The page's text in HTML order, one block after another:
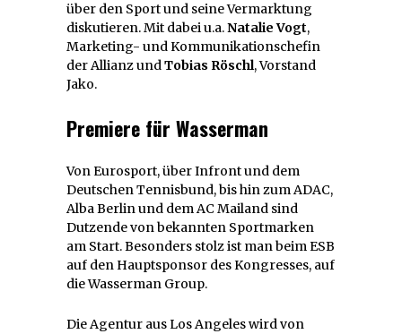
über den Sport und seine Vermarktung
diskutieren. Mit dabei u.a.Natalie Vogt,
Marketing- und Kommunikationschefin
der Allianz undTobias Röschl, Vorstand
Jako.
Premiere für Wasserman
Von Eurosport, über Infront und dem
Deutschen Tennisbund, bis hin zum ADAC,
Alba Berlin und dem AC Mailand sind
Dutzende von bekannten Sportmarken
am Start. Besonders stolz ist man beim ESB
auf den Hauptsponsor des Kongresses, auf
die Wasserman Group.
Die Agentur aus Los Angeles wird von